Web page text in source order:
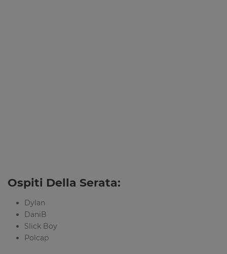
Ospiti Della Serata:
Dylan
DaniB
Slick Boy
Polcap